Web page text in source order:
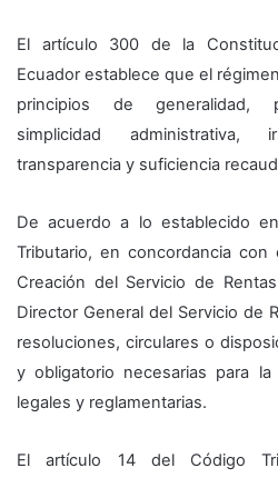
El artículo 300 de la
Ecuador establece que el
principios de generalidad,
simplicidad administrativa,
transparencia y suficiencia
De acuerdo a lo establecido
Tributario, en concordancia
Creación del Servicio de
Director General del Servicio de
resoluciones, circulares o
y obligatorio necesarias para
legales y reglamentarias.
El artículo 14 del Código